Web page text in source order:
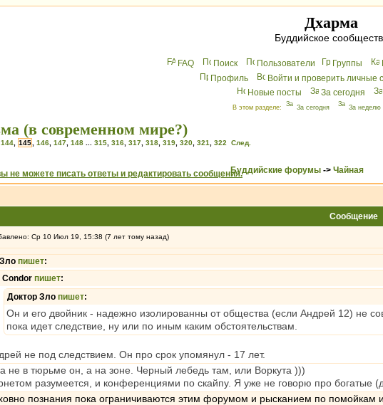
Дхарма
Буддийское
FAQ Поиск Пользователи Группы
Профиль
Войти и проверить личные
Новые посты
За сегодня
В этом разделе: За сегодня За неделю
(в современном мире?)
144 145 146 147 148 315 316 317 318 319 320 321 322 След.
Буддийские форумы -> Чайная
Сообщение
Ср 10 Июл 19, 15:38 (7 лет тому назад)
пишет:
Condor пишет:
Доктор Зло пишет:
Он и его двойник - надежно изолированны от общества (если Андрей 12) не
пока идет следствие, ну или по иным каким обстоятельствам.
не под следствием. Он про срок упомянул - 17 лет.
не в тюрьме он, а на зоне. Черный лебедь там, или Воркута )))
разумеется, и конференциями по скайпу. Я уже не говорю про богатые
познания пока ограничиваются этим форумом и рысканием по помойкам